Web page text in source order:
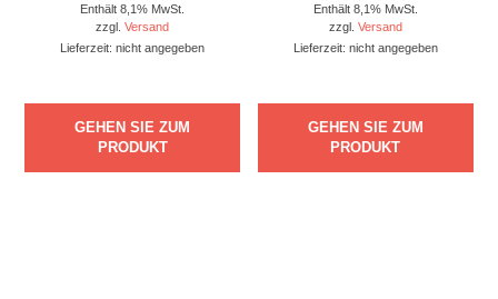
Enthält 8,1% MwSt.
zzgl.Versand
Lieferzeit: nicht angegeben
GEHEN SIE ZUM
PRODUKT
Enthält 8,1% MwSt.
zzgl. Versand
Lieferzeit: nicht angegeben
GEHEN SIE ZUM
PRODUKT